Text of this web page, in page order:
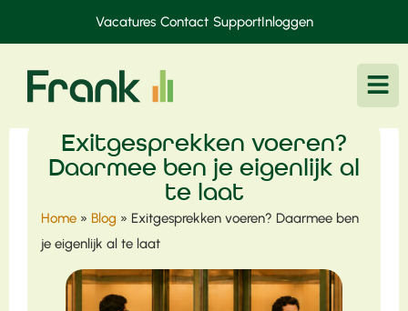
Vacatures Contact SupportInloggen
Exitgesprekken voeren?
Daarmee ben je eigenlijk al
te laat
Home » Blog » Exitgesprekken voeren? Daarmee ben
je eigenlijk al te laat